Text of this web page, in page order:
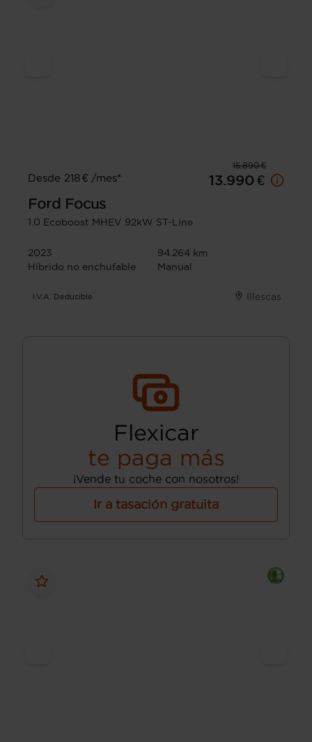
15.890 €
Desde 218 € /mes*
13.990 €
Ford Focus
1.0 Ecoboost MHEV 92kW ST-Line
2023
94.264 km
Híbrido no enchufable
Manual
I.V.A. Deducible Illescas
Flexicar
te paga más
¡Vende tu coche con nosotros!
Ir a tasación gratuita